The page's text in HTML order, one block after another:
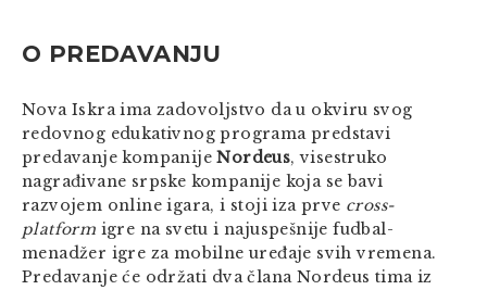
O PREDAVANJU
Nova Iskra ima zadovoljstvo da u okviru svog
redovnog edukativnog programa predstavi
predavanje kompanijeNordeus, visestruko
nagrađivane srpske kompanije koja se bavi
razvojem online igara, i stoji iza prve cross-
platform igre na svetu i najuspešnije fudbal-
menadžer igre za mobilne uređaje svih vremena.
Predavanje će održati dva člana Nordeus tima iz